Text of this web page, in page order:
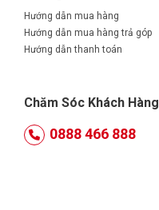
Hướng dẫn mua hàng
Hướng dẫn mua hàng trả góp
Hướng dẫn thanh toán
Chăm Sóc Khách Hàng
0888 466 888